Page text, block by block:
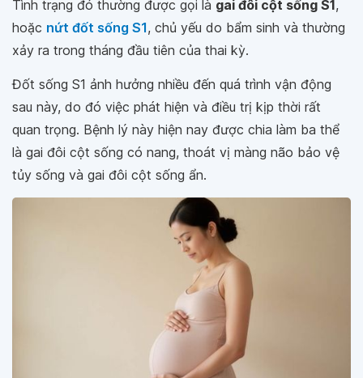
Tình trạng đó thường được gọi là gai đôi cột sống S1,
hoặc nứt đốt sống S1, chủ yếu do bẩm sinh và thường
xảy ra trong tháng đầu tiên của thai kỳ.
Đốt sống S1 ảnh hưởng nhiều đến quá trình vận động
sau này, do đó việc phát hiện và điều trị kịp thời rất
quan trọng. Bệnh lý này hiện nay được chia làm ba thể
là gai đôi cột sống có nang, thoát vị màng não bảo vệ
tủy sống và gai đôi cột sống ẩn.